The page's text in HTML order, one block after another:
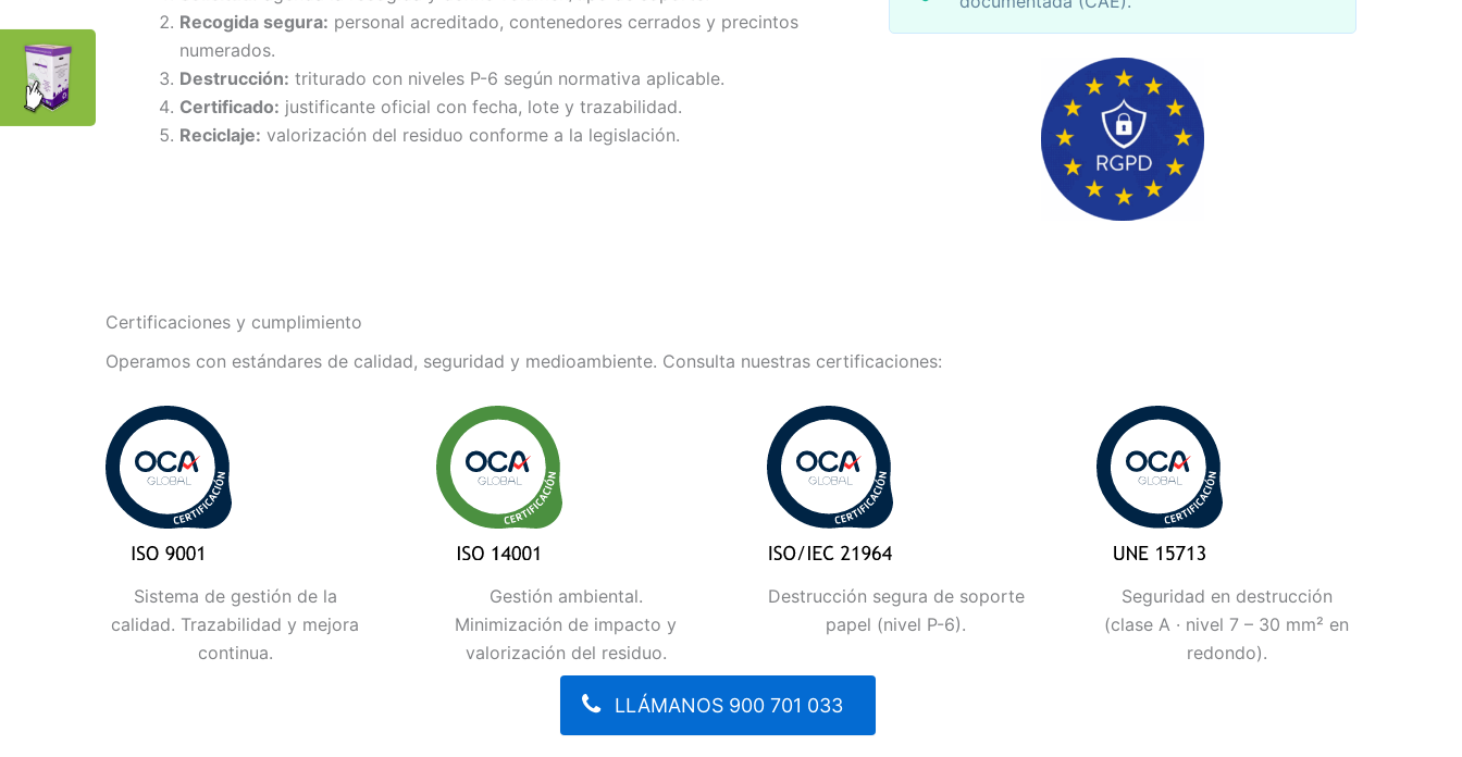
Recogida segura: personal acreditado, contenedores cerrados y precintos
numerados.
Destrucción: triturado con niveles P-6 según normativa aplicable.
Certificado: justificante oficial con fecha, lote y trazabilidad.
Reciclaje: valorización del residuo conforme a la legislación.
Certificaciones y cumplimiento
Operamos con estándares de calidad, seguridad y medioambiente. Consulta nuestras certificaciones:
Sistema de gestión de la
calidad. Trazabilidad y mejora
continua.
Gestión ambiental.
Minimización de impacto y
valorización del residuo.
Destrucción segura de soporte
papel (nivel P-6).
Seguridad en destrucción
(clase A · nivel 7 – 30 mm² en
redondo).
LLÁMANOS 900 701 033